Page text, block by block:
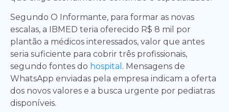
Segundo O Informante, para formar as novas
escalas, a IBMED teria oferecido R$ 8 mil por
plantão a médicos interessados, valor que antes
seria suficiente para cobrir três profissionais,
segundo fontes do hospital . Mensagens de
WhatsApp enviadas pela empresa indicam a oferta
dos novos valores e a busca urgente por pediatras
disponíveis.